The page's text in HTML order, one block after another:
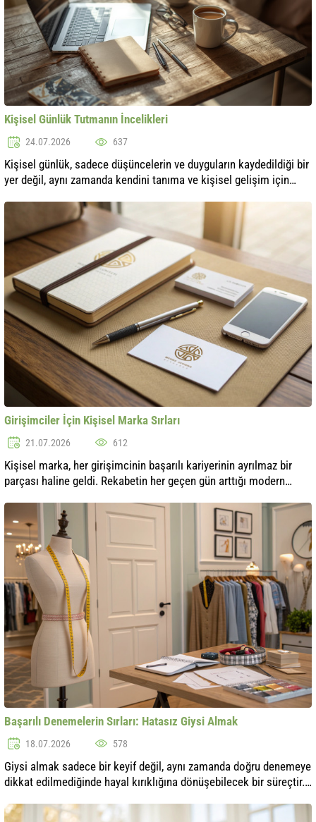
Kişisel Günlük Tutmanın İncelikleri
24.07.2026 637
Kişisel günlük, sadece düşüncelerin ve duyguların kaydedildiği bir
yer değil, aynı zamanda kendini tanıma ve kişisel gelişim için
Girişimciler İçin Kişisel Marka Sırları
21.07.2026 612
Kişisel marka, her girişimcinin başarılı kariyerinin ayrılmaz bir
parçası haline geldi. Rekabetin her geçen gün arttığı modern
ulaşmanın öneml..
Başarılı Denemelerin Sırları: Hatasız Giysi Almak
18.07.2026 578
Giysi almak sadece bir keyif değil, aynı zamanda doğru denemeye
dikkat edilmediğinde hayal kırıklığına dönüşebilecek bir süreçtir.
ka..